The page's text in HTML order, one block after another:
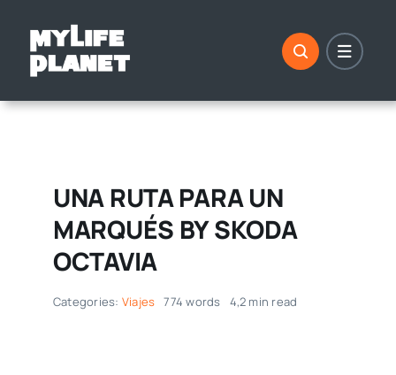
contenido
UNA RUTA PARA UN
MARQUÉS BY SKODA
OCTAVIA
Categories: Viajes 774 words 4,2 min read